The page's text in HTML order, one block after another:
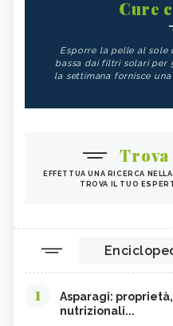
Cure
Esporre la pelle al sole
bassa dai filtri solari per
la settimana fornisce
Trova
EFFETTUA UNA RICERCA
TROVA IL TUO
1
Asparagi:
nutrizionali...